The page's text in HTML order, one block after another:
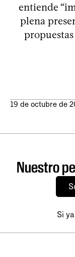
entiende
plena
19 de octubre de
Nuestro
Si